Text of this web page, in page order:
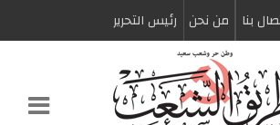
بنا من نحن رئیس التحریر